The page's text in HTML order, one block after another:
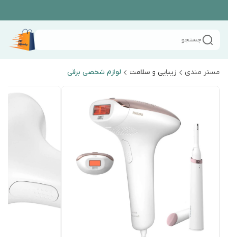
جستجو
مستر مندی زیبایی و سلامت لوازم شخصی برقی